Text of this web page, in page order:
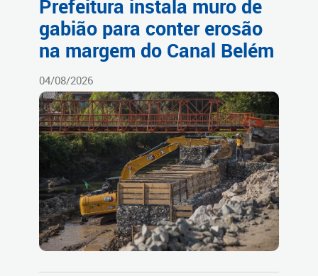
Prefeitura instala muro de
gabião para conter erosão
na margem do Canal Belém
04/08/2026